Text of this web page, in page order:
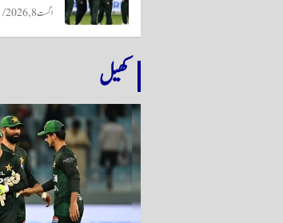
اگست 8, 2026
کھیل